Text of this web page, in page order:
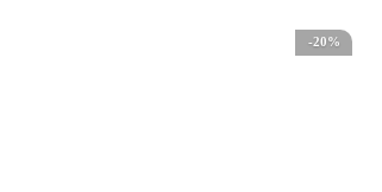
-20%